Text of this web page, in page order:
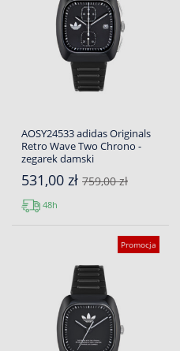
AOSY24533 adidas Originals
Retro Wave Two Chrono -
zegarek damski
531,00 zł 759,00 zł
48h
Promocja